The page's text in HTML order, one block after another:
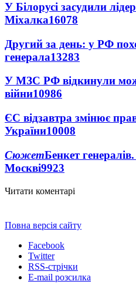
У Білорусі засудили
Міхалка16078
Другий за день: у РФ
генерала13283
У МЗС РФ відкинули
війни10986
ЄС відзавтра змінює
України10008
СюжетБенкет
Москві9923
Читати коментарі
Повна версія сайту
Facebook
Twitter
RSS-стрічки
E-mail розсилка